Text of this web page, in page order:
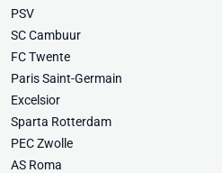
PSV
SC Cambuur
FC Twente
Paris Saint-Germain
Excelsior
Sparta Rotterdam
PEC Zwolle
AS Roma